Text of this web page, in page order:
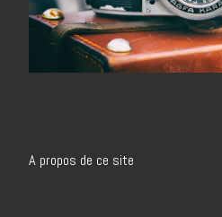
A propos de ce site